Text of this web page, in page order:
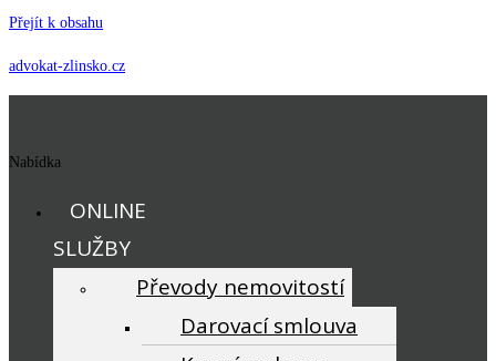
Přejít k obsahu
advokat-zlinsko.cz
Nabídka
ONLINE
SLUŽBY
Převody nemovitostí
Darovací smlouva